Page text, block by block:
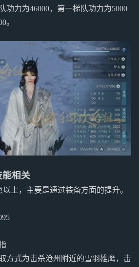
功力为46000，第一梯队功力为5000
。
能相关
上，主要是通过装备方面的提升。
方式为击杀沧州附近的雪羽雄鹰，击